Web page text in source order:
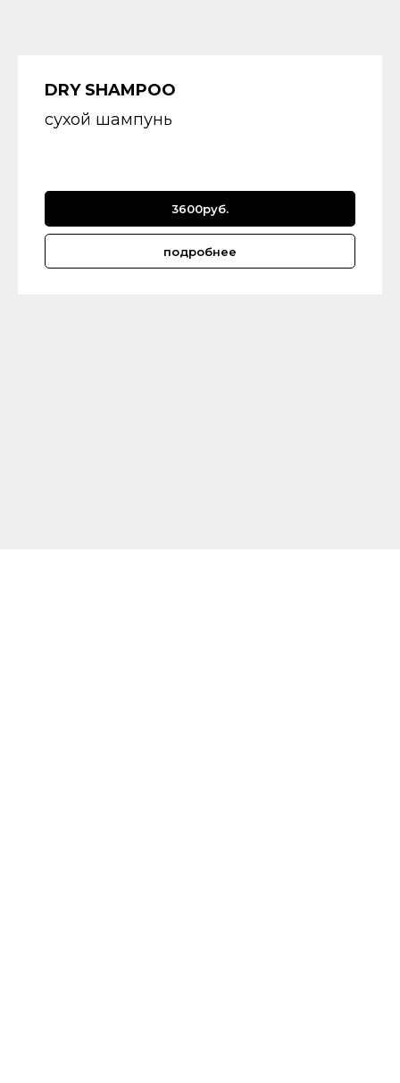
DRY SHAMPOO
сухой шампунь
3600руб.
подробнее